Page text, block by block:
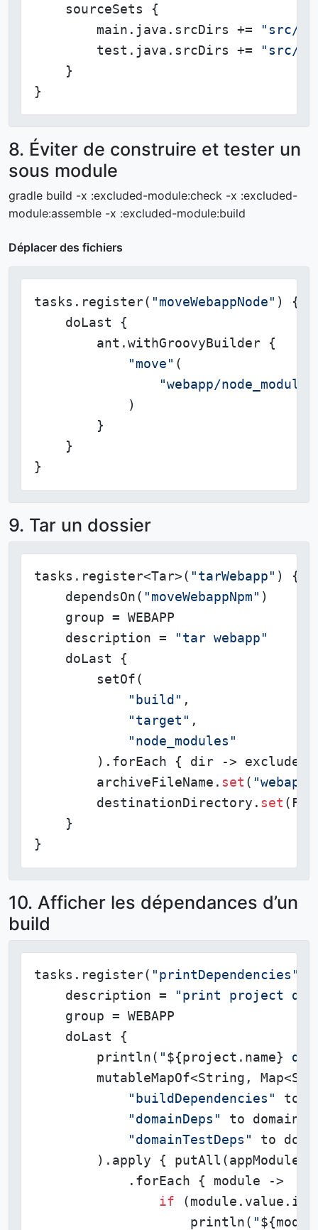
    sourceSets {
        main.java.srcDirs +=
"src/
        test.java.srcDirs +=
"src/
    }
}
8. Éviter de construire et tester un
sous module
gradle build -x :excluded-module:check -x :excluded-
module:assemble -x :excluded-module:build
Déplacer des fichiers
tasks.register( "moveWebappNode" ) {
    doLast {
        ant.withGroovyBuilder {
"move" (
"webapp/
            )
        }
    }
}
9. Tar un dossier
tasks.register<Tar>( "tarWebapp" ) {
    dependsOn(
"moveWebappNpm" )
    group = WEBAPP
    description =
"tar webapp"
    doLast {
        setOf(
"build" ,
"target" ,
"node_modules"
).forEach { dir -> exclude
        archiveFileName.
set (
        destinationDirectory.
set
    }
}
10. Afficher les dépendances d’un
build
tasks.register( "printDependencies"
    description =
"print project
    group = WEBAPP
    doLast {
        println(
" ${project.name}
mutableMapOf<String,
"buildDependencies"
to
"domainDeps"
to
"domainTestDeps"
to
).apply { putAll(appModules)
            .forEach { module ->
if
                    println(
"